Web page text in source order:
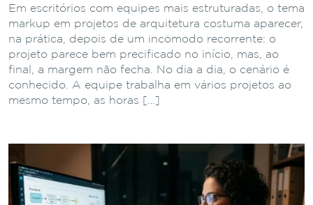
Em escritórios com equipes mais estruturadas, o tema
markup em projetos de arquitetura costuma aparecer,
na prática, depois de um incômodo recorrente: o
projeto parece bem precificado no início, mas, ao
final, a margem não fecha. No dia a dia, o cenário é
conhecido. A equipe trabalha em vários projetos ao
mesmo tempo, as horas […]